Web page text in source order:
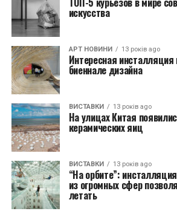
искусства
АРТ НОВИНИ 13 років ago
Интересная инсталляция
биеннале дизайна
ВИСТАВКИ 13 років ago
На улицах Китая
керамических яиц
ВИСТАВКИ 13 років ago
“На орбите”:
из огромных сфер
летать